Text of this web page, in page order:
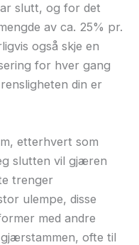
slutt, og for det
av ca. 25% pr.
også skje en
for hver gang
din er
etterhvert som
slutten vil gjæren
trenger
ulempe, disse
med andre
ofte til